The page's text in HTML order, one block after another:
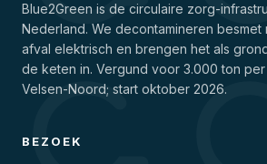
Blue2Green is de circulaire zorg-
Nederland. We decontamineren besmet
afval elektrisch en brengen het als
de keten in. Vergund voor 3.000 ton per
Velsen-Noord; start oktober 2026.
BEZOEK